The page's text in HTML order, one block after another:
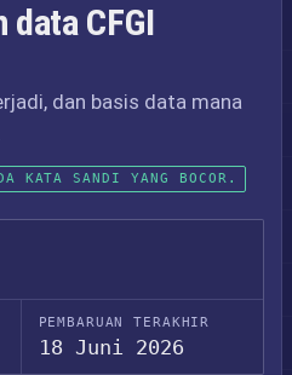
data CFGI
dan basis data mana
KATA SANDI YANG BOCOR.
PEMBARUAN TERAKHIR
18 Juni 2026